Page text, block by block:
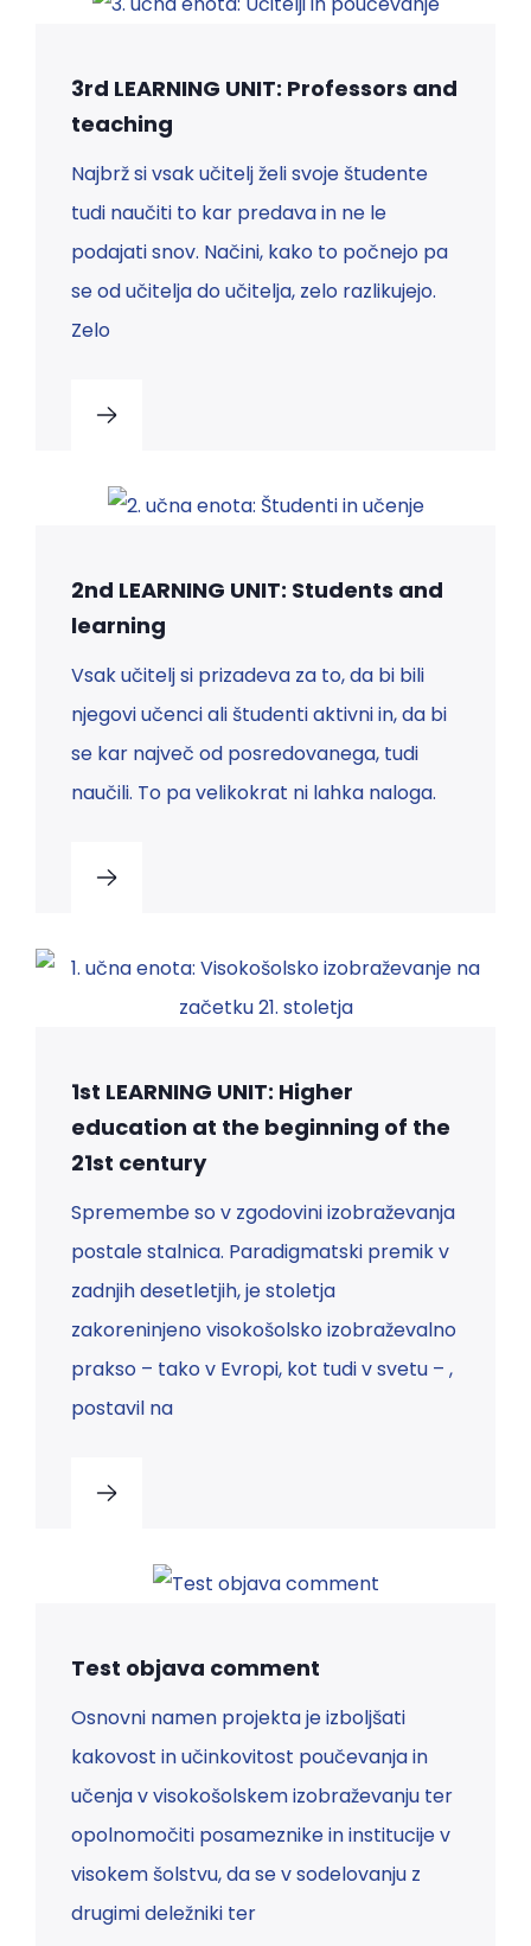
3rd LEARNING UNIT: Professors and
teaching
Najbrž si vsak učitelj želi svoje študente
tudi naučiti to kar predava in ne le
podajati snov. Načini, kako to počnejo pa
se od učitelja do učitelja, zelo razlikujejo.
Zelo
2nd LEARNING UNIT: Students and
learning
Vsak učitelj si prizadeva za to, da bi bili
njegovi učenci ali študenti aktivni in, da bi
se kar največ od posredovanega, tudi
naučili. To pa velikokrat ni lahka naloga.
1st LEARNING UNIT: Higher
education at the beginning of the
21st century
Spremembe so v zgodovini izobraževanja
postale stalnica. Paradigmatski premik v
zadnjih desetletjih, je stoletja
zakoreninjeno visokošolsko izobraževalno
prakso – tako v Evropi, kot tudi v svetu – ,
postavil na
Test objava comment
Osnovni namen projekta je izboljšati
kakovost in učinkovitost poučevanja in
učenja v visokošolskem izobraževanju ter
opolnomočiti posameznike in institucije v
visokem šolstvu, da se v sodelovanju z
drugimi deležniki ter